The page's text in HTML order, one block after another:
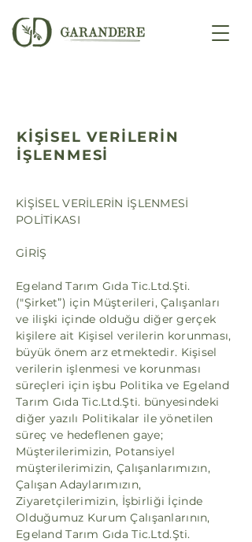
KİŞİSEL VERİLERİN
İŞLENMESİ
KİŞİSEL VERİLERİN İŞLENMESİ
POLİTİKASI
GİRİŞ
Egeland Tarım Gıda Tic.Ltd.Şti.
("Şirket”) için Müşterileri, Çalışanları
ve ilişki içinde olduğu diğer gerçek
kişilere ait Kişisel verilerin korunması,
büyük önem arz etmektedir. Kişisel
verilerin işlenmesi ve korunması
süreçleri için işbu Politika ve Egeland
Tarım Gıda Tic.Ltd.Şti. bünyesindeki
diğer yazılı Politikalar ile yönetilen
süreç ve hedeflenen gaye;
Müşterilerimizin, Potansiyel
müşterilerimizin, Çalışanlarımızın,
Çalışan Adaylarımızın,
Ziyaretçilerimizin, İşbirliği İçinde
Olduğumuz Kurum Çalışanlarının,
Egeland Tarım Gıda Tic.Ltd.Şti.